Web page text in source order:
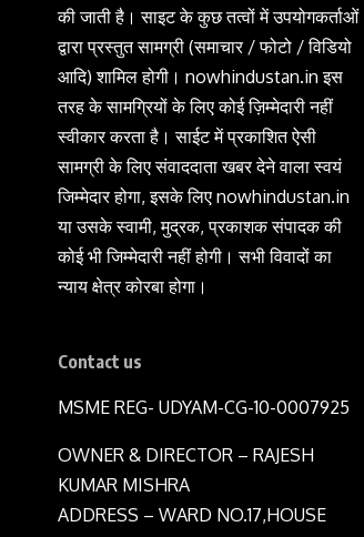
की जाती है। साइट के कुछ तत्वों में उपयोगकर्ताओं
द्वारा प्रस्तुत सामग्री (समाचार / फोटो / विडियो
आदि) शामिल होगी। nowhindustan.in इस
तरह के सामग्रियों के लिए कोई ज़िम्मेदारी नहीं
स्वीकार करता है। साईट में प्रकाशित ऐसी
सामग्री के लिए संवाददाता खबर देने वाला स्वयं
जिम्मेदार होगा, इसके लिए nowhindustan.in
या उसके स्वामी, मुद्रक, प्रकाशक संपादक की
कोई भी जिम्मेदारी नहीं होगी। सभी विवादों का
न्याय क्षेत्र कोरबा होगा।
Contact us
MSME REG- UDYAM-CG-10-0007925
OWNER & DIRECTOR – RAJESH
KUMAR MISHRA
ADDRESS – WARD NO.17,HOUSE